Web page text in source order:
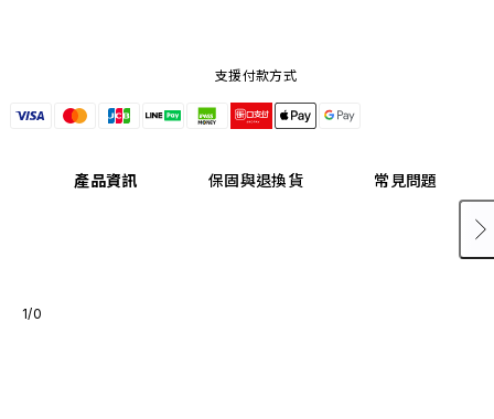
支援付款方式
產品資訊 保固與退換貨 常見問題
1/0